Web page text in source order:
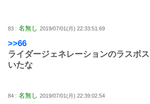
83 : 名無し 2019/07/01(月) 22:33:51.69
>>66
ライダージェネレーションのラスボ
いたな
84 : 名無し 2019/07/01(月) 22:39:02.54